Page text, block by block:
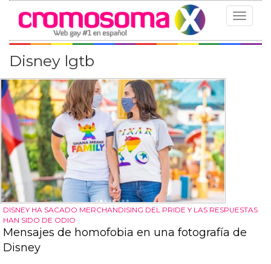
Toggle
Disney lgtb
DISNEY HA SACADO MERCHANDISING DEL PRIDE Y LAS RESPUESTAS
HAN SIDO DE ODIO
Mensajes de homofobia en una fotografía de
Disney